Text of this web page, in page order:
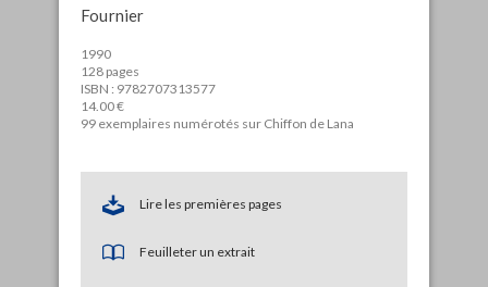
Fournier
1990
128 pages
ISBN : 9782707313577
14.00 €
99 exemplaires numérotés sur Chiffon de Lana
Lire les premières pages
Feuilleter un extrait